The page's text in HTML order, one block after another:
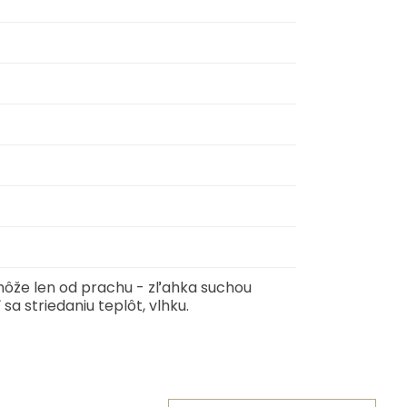
len od prachu - zľahka suchou
striedaniu teplôt, vlhku.